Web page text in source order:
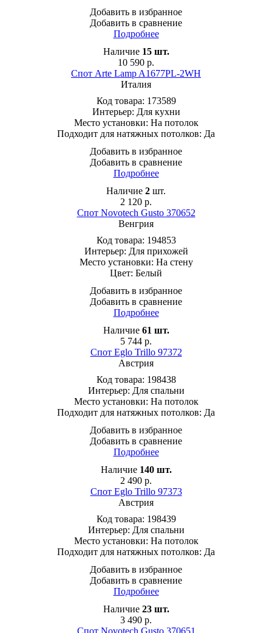
Добавить в избранное
Добавить в сравнение
Подробнее
Наличие 15 шт.
10 590 р.
Спот Arte Lamp A1677PL-2WH
Италия
Код товара: 173589
Интерьер: Для кухни
Место установки: На потолок
Подходит для натяжных потолков: Да
Добавить в избранное
Добавить в сравнение
Подробнее
Наличие 2 шт.
2 120 р.
Спот Novotech Gusto 370652
Венгрия
Код товара: 194853
Интерьер: Для прихожей
Место установки: На стену
Цвет: Белый
Добавить в избранное
Добавить в сравнение
Подробнее
Наличие 61 шт.
5 744 р.
Спот Eglo Trillo 97372
Австрия
Код товара: 198438
Интерьер: Для спальни
Место установки: На потолок
Подходит для натяжных потолков: Да
Добавить в избранное
Добавить в сравнение
Подробнее
Наличие 140 шт.
2 490 р.
Спот Eglo Trillo 97373
Австрия
Код товара: 198439
Интерьер: Для спальни
Место установки: На потолок
Подходит для натяжных потолков: Да
Добавить в избранное
Добавить в сравнение
Подробнее
Наличие 23 шт.
3 490 р.
Спот Novotech Gusto 370651